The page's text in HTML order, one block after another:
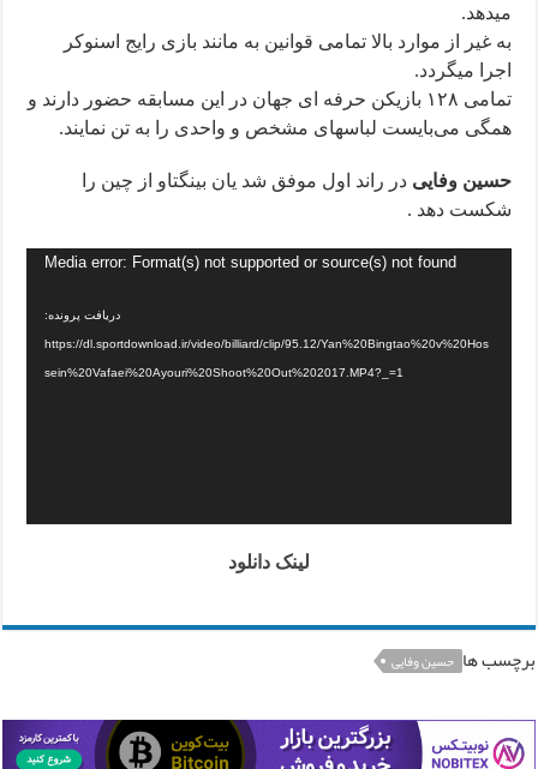
میدهد.
به غیر از موارد بالا تمامی قوانین به مانند بازی رایج اسنوکر
اجرا میگردد.
تمامی ۱۲۸ بازیکن حرفه ای جهان در این مسابقه حضور دارند و
همگی می‌بایست لباسهای مشخص و واحدی را به تن نمایند.
حسین وفایی در راند اول موفق شد یان بینگتاو از چین را
شکست دهد .
Media error: Format(s) not supported or source(s) not found
دریافت پرونده:
https://dl.sportdownload.ir/video/billiard/clip/95.12/Yan%20Bingtao%20v%20Hos
sein%20Vafaei%20Ayouri%20Shoot%20Out%202017.MP4?_=1
لینک دانلود
برچسب ها حسین وفایی